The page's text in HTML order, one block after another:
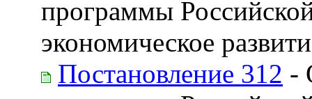
программы
экономическое
Постановление 312 -